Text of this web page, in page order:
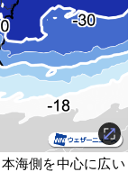
海側を中心に広い